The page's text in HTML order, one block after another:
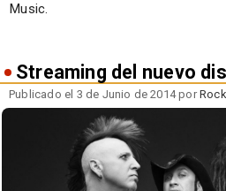
Music.
Streaming del nuevo
Publicado el 3 de Junio de 2014 por